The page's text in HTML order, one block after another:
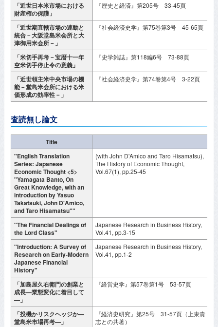
「近世日本米市場における
財産権の保護」
『歴史と経済』第205号 33-45頁
「近世期直轄市場の連動と
統合－大阪堂島米会所と大
津御用米会所－」
『社会経済史学』第75巻第3号 45-65頁
「米切手再考－宝暦十一年
空米切手停止令の意義」
『史学雑誌』第118編6号 73-88頁
「近世領主米中央市場の機
能－堂島米会所における米
価形成の効率性－」
『社会経済史学』第74巻第4号 3-22頁
査読無し論文
Title
"English Translation
Series: Japanese
Economic Thought <5>
"Yamagata Banto, On
Great Knowledge, with an
introduction by Yasuo
Takatsuki, John D'Amico,
and Taro Hisamatsu""
(with John D'Amico and Taro Hisamatsu),
The History of Economic Thought,
Vol.67(1), pp.25-45
"The Financial Dealings of
the Lord Class"
Japanese Research in Business History,
Vol.41, pp.3-15
"Introduction: A Survey of
Research on Early-Modern
Japanese Financial
History"
Japanese Research in Business History,
Vol.41, pp.1-2
「加島屋久右衛門の創業と
成長―業態変化に着目して
―」
『経営史学』第57巻第1号 53-57頁
「投機かリスクヘッジか―
堂島米市場再考―」
『経済史研究』第25号 31-57頁（上東貴
志との共著）